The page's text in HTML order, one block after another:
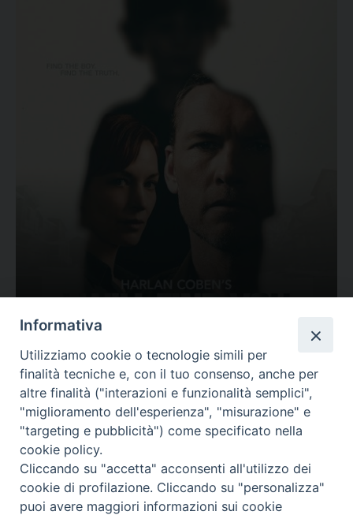
Valutazione
Complesso, Problematico
Tematica: Amore-Sentimenti, Carcere...
Informativa
Utilizziamo cookie o tecnologie simili per
finalità tecniche e, con il tuo consenso, anche per
altre finalità ("interazioni e funzionalità semplici",
"miglioramento dell'esperienza", "misurazione" e
"targeting e pubblicità") come specificato nella
cookie policy.
Cliccando su "accetta" acconsenti all'utilizzo dei
cookie di profilazione. Cliccando su "personalizza"
puoi avere maggiori informazioni sui cookie